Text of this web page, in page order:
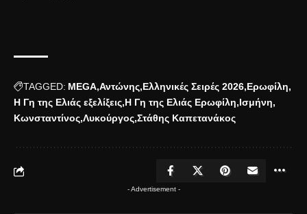
TAGGED: MEGA Αντώνης Ελληνικές Σειρές 2026 Ερωφίλη
Η Γη της Ελιάς εξελίξεις Η Γη της Ελιάς Ερωφίλη Ισμήνη
Κωνσταντίνος Λυκούργος Στάθης Καπετανάκος
- Advertisement -